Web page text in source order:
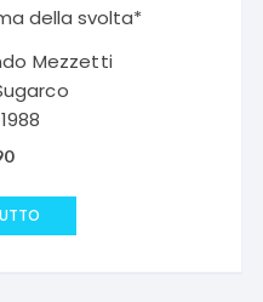
della svolta*
Mezzetti